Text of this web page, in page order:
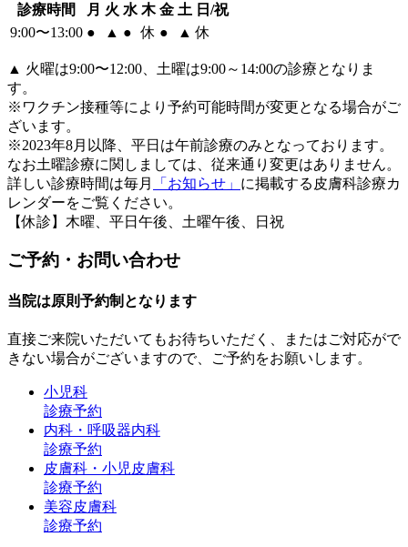
診療時間 月 火 水 木 金 土 日/祝
9:00〜13:00 ● ▲ ● 休 ● ▲ 休
▲ 火曜は9:00〜12:00、土曜は9:00～14:00の診療となりま
す。
※ワクチン接種等により予約可能時間が変更となる場合がご
ざいます。
※2023年8月以降、平日は午前診療のみとなっております。
なお土曜診療に関しましては、従来通り変更はありません。
詳しい診療時間は毎月
「お知らせ」 に掲載する皮膚科診療カ
レンダーをご覧ください。
【休診】木曜、平日午後、土曜午後、日祝
ご予約・お問い合わせ
当院は原則予約制となります
直接ご来院いただいてもお待ちいただく、またはご対応がで
きない場合がございますので、ご予約をお願いします。
小児科
診療予約
内科・呼吸器内科
診療予約
皮膚科・小児皮膚科
診療予約
美容皮膚科
診療予約